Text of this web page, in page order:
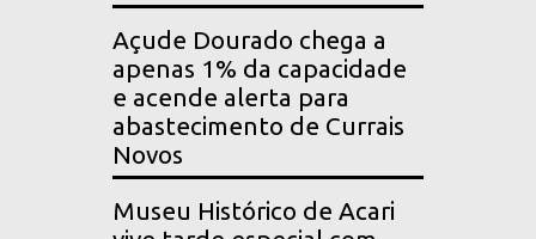
Açude Dourado chega a
apenas 1% da capacidade
e acende alerta para
abastecimento de Currais
Novos
Museu Histórico de Acari